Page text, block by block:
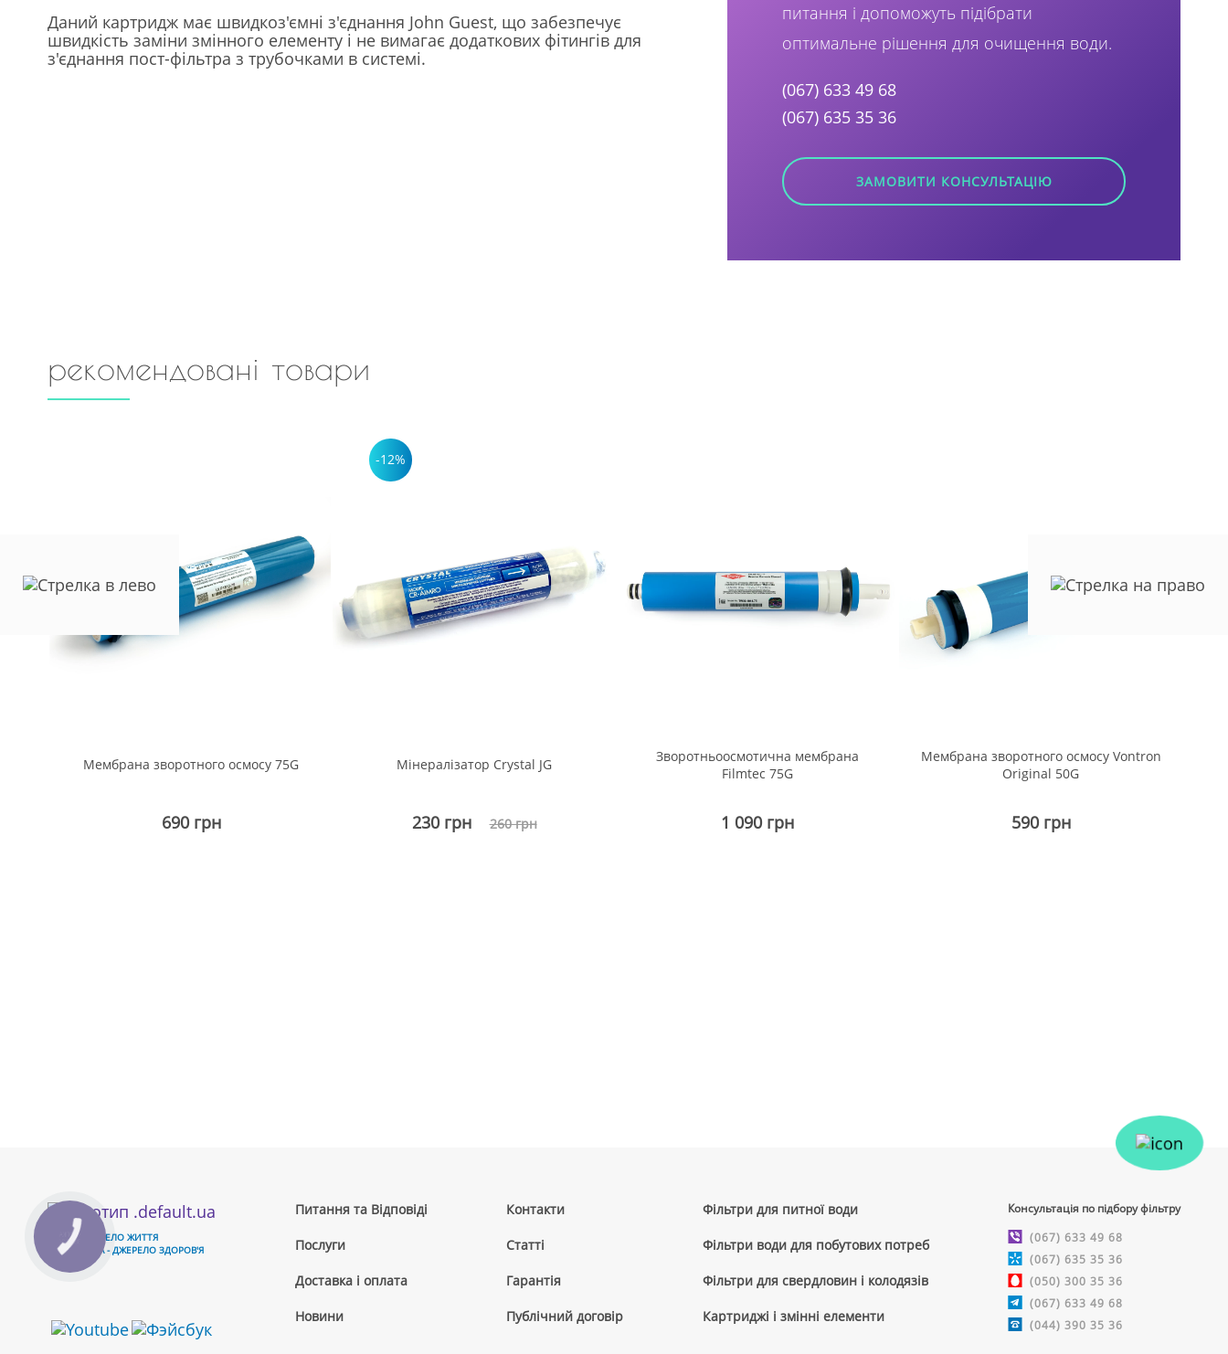
питання і допоможуть підібрати
оптимальне рішення для очищення води.
(067) 633 49 68
(067) 635 35 36
ЗАМОВИТИ КОНСУЛЬТАЦІЮ
Даний картридж має швидкоз'ємні з'єднання John Guest, що забезпечує
швидкість заміни змінного елементу і не вимагає додаткових фітингів для
з'єднання пост-фільтра з трубочками в системі.
рекомендовані товари
Мембрана зворотного осмосу 75G
690 грн
-12%
Мінералізатор Crystal JG
230 грн 260 грн
Зворотньоосмотична мембрана
Filmtec 75G
1 090 грн
Мембрана зворотного осмосу Vontron
Original 50G
590 грн
ВОДА - ДЖЕРЕЛО ЖИТТЯ
ЧИСТА ВОДА - ДЖЕРЕЛО ЗДОРОВ'Я
Питання та Відповіді
Послуги
Доставка і оплата
Новини
Контакти
Cтатті
Гарантія
Публічний договір
Фільтри для питної води
Фільтри води для побутових потреб
Фільтри для свердловин і колодязів
Картриджі і змінні елементи
Консультація по підбору фільтру
(067) 633 49 68
(067) 635 35 36
(050) 300 35 36
(067) 633 49 68
(044) 390 35 36